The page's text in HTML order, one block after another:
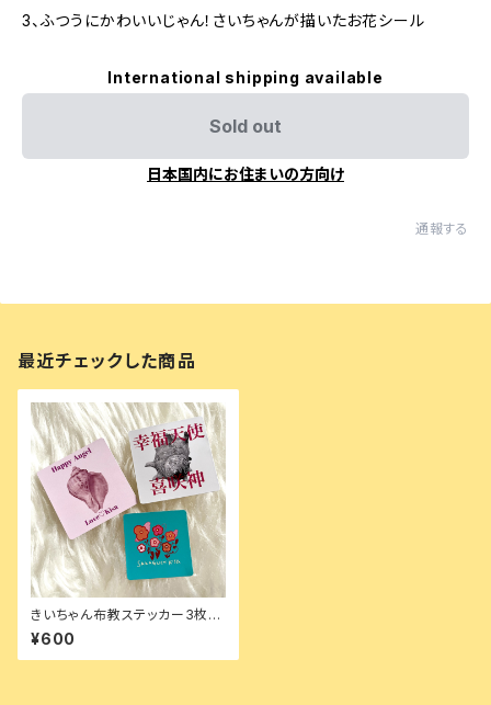
3、ふつうにかわいいじゃん！さいちゃんが描いたお花シール
International shipping available
Sold out
日本国内にお住まいの方向け
通報する
最近チェックした商品
きいちゃん布教ステッカー3枚セ
ット
¥600